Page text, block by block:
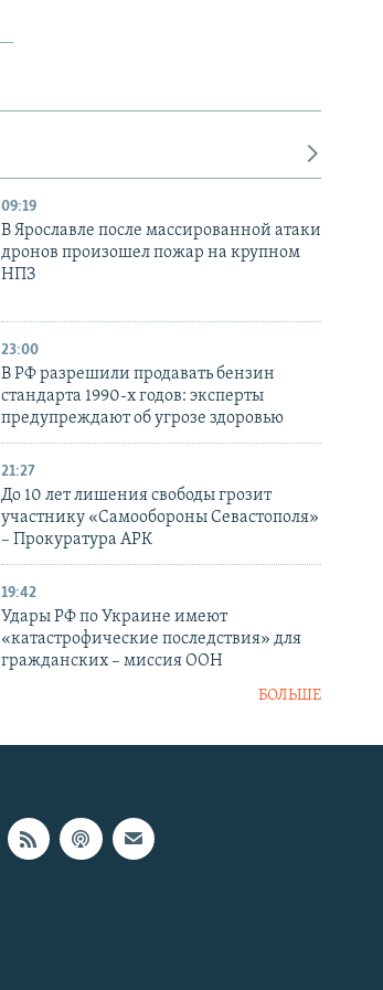
09:19
В Ярославле после массированной атаки
дронов произошел пожар на крупном
НПЗ
23:00
В РФ разрешили продавать бензин
стандарта 1990-х годов: эксперты
предупреждают об угрозе здоровью
21:27
До 10 лет лишения свободы грозит
участнику «Самообороны Севастополя»
– Прокуратура АРК
19:42
Удары РФ по Украине имеют
«катастрофические последствия» для
гражданских – миссия ООН
БОЛЬШЕ